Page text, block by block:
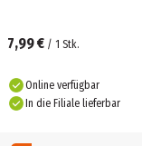
7,99 € / 1 Stk.
Online verfügbar
In die Filiale lieferbar